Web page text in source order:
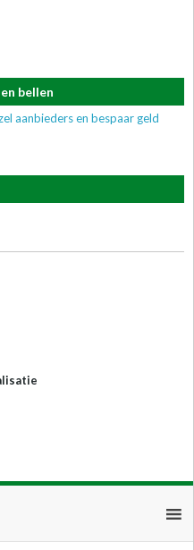
bellen
aanbieders en bespaar geld